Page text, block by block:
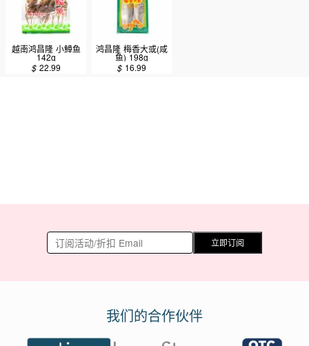
越南鸿昌隆 小鱆鱼
142g
$ 22.99
鸿昌隆 梅香大或(咸
鱼) 198g
$ 16.99
立即订阅
我们的合作伙伴